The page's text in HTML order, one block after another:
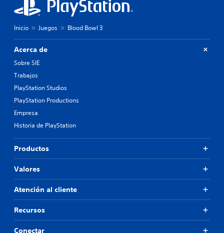
Inicio Juegos Blood Bowl 3
Acerca de
Sobre SIE
Trabajos
PlayStation Studios
PlayStation Productions
Empresa
Historia de PlayStation
Productos
Valores
Atención al cliente
Recursos
Conectar